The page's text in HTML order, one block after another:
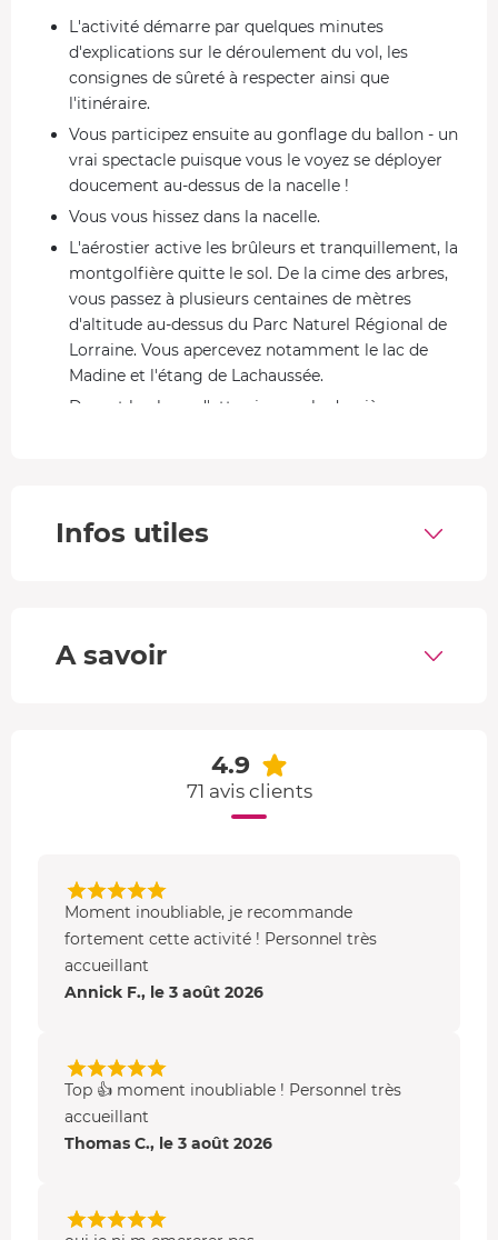
L'activité démarre par quelques minutes
d'explications sur le déroulement du vol, les
consignes de sûreté à respecter ainsi que
l'itinéraire.
Vous participez ensuite au gonflage du ballon - un
vrai spectacle puisque vous le voyez se déployer
doucement au-dessus de la nacelle !
Vous vous hissez dans la nacelle.
L'aérostier active les brûleurs et tranquillement, la
montgolfière quitte le sol. De la cime des arbres,
vous passez à plusieurs centaines de mètres
d'altitude au-dessus du Parc Naturel Régional de
Lorraine. Vous apercevez notamment le lac de
Madine et l'étang de Lachaussée.
Durant la phase d'atterrissage, la dernière secousse
Survol de la Lorraine
2017 ! Près de ce lieu emblématique, vous profitez d'un
Infos utiles
A savoir
4.9
71 avis clients
Moment inoubliable, je recommande
fortement cette activité ! Personnel très
accueillant
Annick F., le 3 août 2026
Top 👍 moment inoubliable ! Personnel très
accueillant
Thomas C., le 3 août 2026